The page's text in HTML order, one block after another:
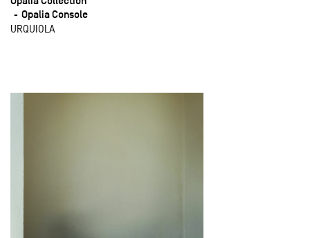
Opalia Console
URQUIOLA